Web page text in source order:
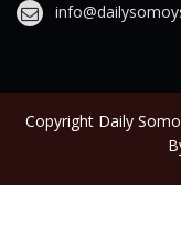
Copyright Daily